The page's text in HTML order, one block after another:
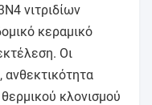
νιτριδίων
κεραμικό
Οι
ανθεκτικότητα
κλονισμού